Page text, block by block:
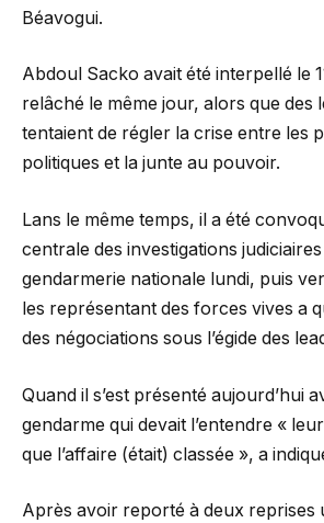
Béavogui.
Abdoul Sacko avait été interpellé le
relâché le même jour, alors que des
tentaient de régler la crise entre les
politiques et la junte au pouvoir.
Lans le même temps, il a été
centrale des investigations
gendarmerie nationale lundi, puis
les représentant des forces vives a
des négociations sous l’égide des
Quand il s’est présenté aujourd’hui
gendarme qui devait l’entendre «
que l’affaire (était) classée », a
Après avoir reporté à deux reprises